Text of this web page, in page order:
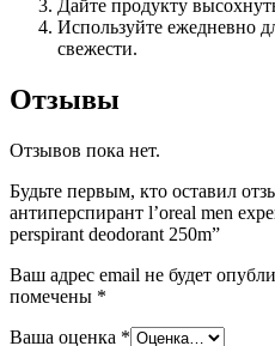
Дайте продукту
Используйте ежедневно
свежести.
Отзывы
Отзывов пока нет.
Будьте первым, кто оставил
антиперспирант l’oreal men
perspirant deodorant 250m”
Ваш адрес email не будет
помечены *
Ваша оценка *